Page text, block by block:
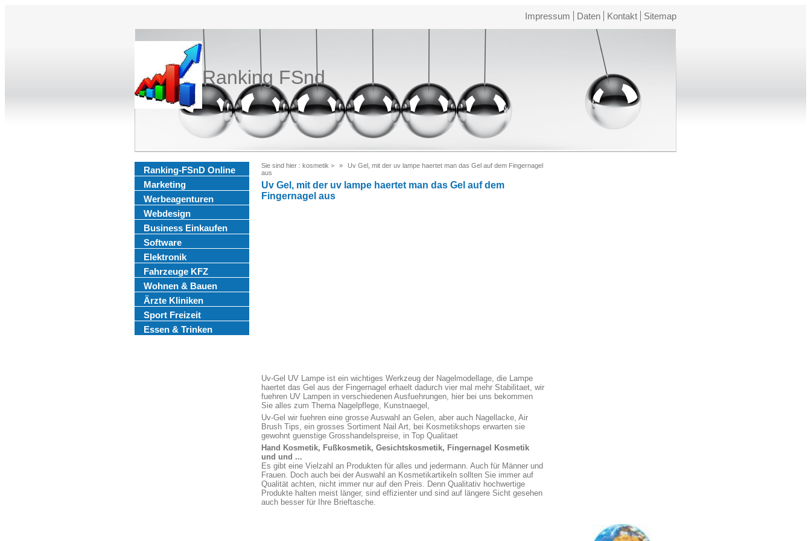
Impressum Daten Kontakt Sitemap
Ranking FSnd
Ranking-FSnD Online
Marketing
Werbeagenturen
Webdesign
Business Einkaufen
Software
Elektronik
Fahrzeuge KFZ
Wohnen & Bauen
Ärzte Kliniken
Sport Freizeit
Essen & Trinken
Sie sind hier : kosmetik >
Uv Gel, mit der uv lampe haertet man das Gel auf dem Fingernagel
aus
Uv Gel, mit der uv lampe haertet man das Gel auf dem
Fingernagel aus
Uv-Gel UV Lampe ist ein wichtiges Werkzeug der Nagelmodellage, die Lampe
haertet das Gel aus der Fingernagel erhaelt dadurch vier mal mehr Stabilitaet, wir
fuehren UV Lampen in verschiedenen Ausfuehrungen, hier bei uns bekommen
Sie alles zum Thema Nagelpflege, Kunstnaegel,
Uv-Gel wir fuehren eine grosse Auswahl an Gelen, aber auch Nagellacke, Air
Brush Tips, ein grosses Sortiment Nail Art, bei Kosmetikshops erwarten sie
gewohnt guenstige Grosshandelspreise, in Top Qualitaet
Hand Kosmetik, Fußkosmetik, Gesichtskosmetik, Fingernagel Kosmetik
und und ...
Es gibt eine Vielzahl an Produkten für alles und jedermann. Auch für Männer und
Frauen. Doch auch bei der Auswahl an Kosmetikartikeln sollten Sie immer auf
Qualität achten, nicht immer nur auf den Preis. Denn Qualitativ hochwertige
Produkte halten meist länger, sind effizienter und sind auf längere Sicht gesehen
auch besser für Ihre Brieftasche.